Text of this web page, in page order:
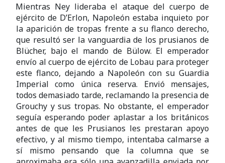
Mientras Ney lideraba el ataque del cuerpo de
ejército de D’Erlon, Napoleón estaba inquieto por
la aparición de tropas frente a su flanco derecho,
que resultó ser la vanguardia de los prusianos de
Blücher, bajo el mando de Bülow. El emperador
envío al cuerpo de ejército de Lobau para proteger
este flanco, dejando a Napoleón con su Guardia
Imperial como única reserva. Envió mensajes,
todos demasiado tarde, reclamando la presencia de
Grouchy y sus tropas. No obstante, el emperador
seguía esperando poder aplastar a los británicos
antes de que les Prusianos les prestaran apoyo
efectivo, y al mismo tiempo, intentaba calmarse a
sí mismo pensando que la columna que se